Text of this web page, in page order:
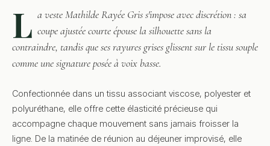
L a veste Mathilde Rayée Gris s'impose avec discrétion : sa
coupe ajustée courte épouse la silhouette sans la
contraindre, tandis que ses rayures grises glissent sur le tissu souple
comme une signature posée à voix basse.
Confectionnée dans un tissu associant viscose, polyester et
polyuréthane, elle offre cette élasticité précieuse qui
accompagne chaque mouvement sans jamais froisser la
ligne. De la matinée de réunion au déjeuner improvisé, elle